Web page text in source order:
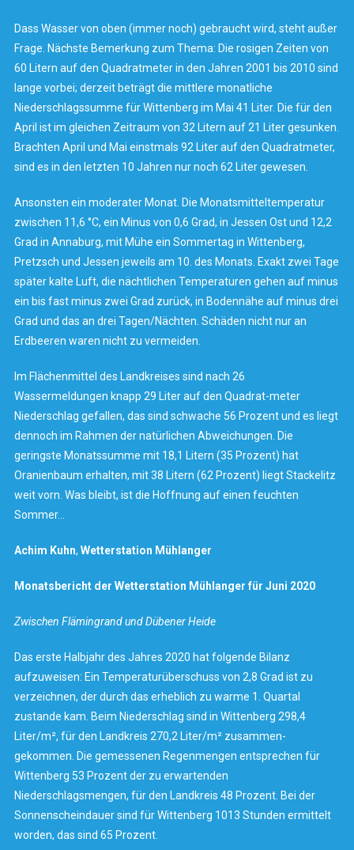
Dass Wasser von oben (immer noch) gebraucht wird, steht außer
Frage. Nächste Bemerkung zum Thema: Die rosigen Zeiten von
60 Litern auf den Quadratmeter in den Jahren 2001 bis 2010 sind
lange vorbei; derzeit beträgt die mittlere monatliche
Niederschlagssumme für Wittenberg im Mai 41 Liter. Die für den
April ist im gleichen Zeitraum von 32 Litern auf 21 Liter gesunken.
Brachten April und Mai einstmals 92 Liter auf den Quadratmeter,
sind es in den letzten 10 Jahren nur noch 62 Liter gewesen.
Ansonsten ein moderater Monat. Die Monatsmitteltemperatur
zwischen 11,6 °C, ein Minus von 0,6 Grad, in Jessen Ost und 12,2
Grad in Annaburg, mit Mühe ein Sommertag in Wittenberg,
Pretzsch und Jessen jeweils am 10. des Monats. Exakt zwei Tage
später kalte Luft, die nächtlichen Temperaturen gehen auf minus
ein bis fast minus zwei Grad zurück, in Bodennähe auf minus drei
Grad und das an drei Tagen/Nächten. Schäden nicht nur an
Erdbeeren waren nicht zu vermeiden.
Im Flächenmittel des Landkreises sind nach 26
Wassermeldungen knapp 29 Liter auf den Quadrat-meter
Niederschlag gefallen, das sind schwache 56 Prozent und es liegt
dennoch im Rahmen der natürlichen Abweichungen. Die
geringste Monatssumme mit 18,1 Litern (35 Prozent) hat
Oranienbaum erhalten, mit 38 Litern (62 Prozent) liegt Stackelitz
weit vorn. Was bleibt, ist die Hoffnung auf einen feuchten
Sommer…
Achim Kuhn, Wetterstation Mühlanger
Monatsbericht der Wetterstation Mühlanger für Juni 2020
Zwischen Flämingrand und Dübener Heide
Das erste Halbjahr des Jahres 2020 hat folgende Bilanz
aufzuweisen: Ein Temperaturüberschuss von 2,8 Grad ist zu
verzeichnen, der durch das erheblich zu warme 1. Quartal
zustande kam. Beim Niederschlag sind in Wittenberg 298,4
Liter/m², für den Landkreis 270,2 Liter/m² zusammen-
gekommen. Die gemessenen Regenmengen entsprechen für
Wittenberg 53 Prozent der zu erwartenden
Niederschlagsmengen, für den Landkreis 48 Prozent. Bei der
Sonnenscheindauer sind für Wittenberg 1013 Stunden ermittelt
worden, das sind 65 Prozent.